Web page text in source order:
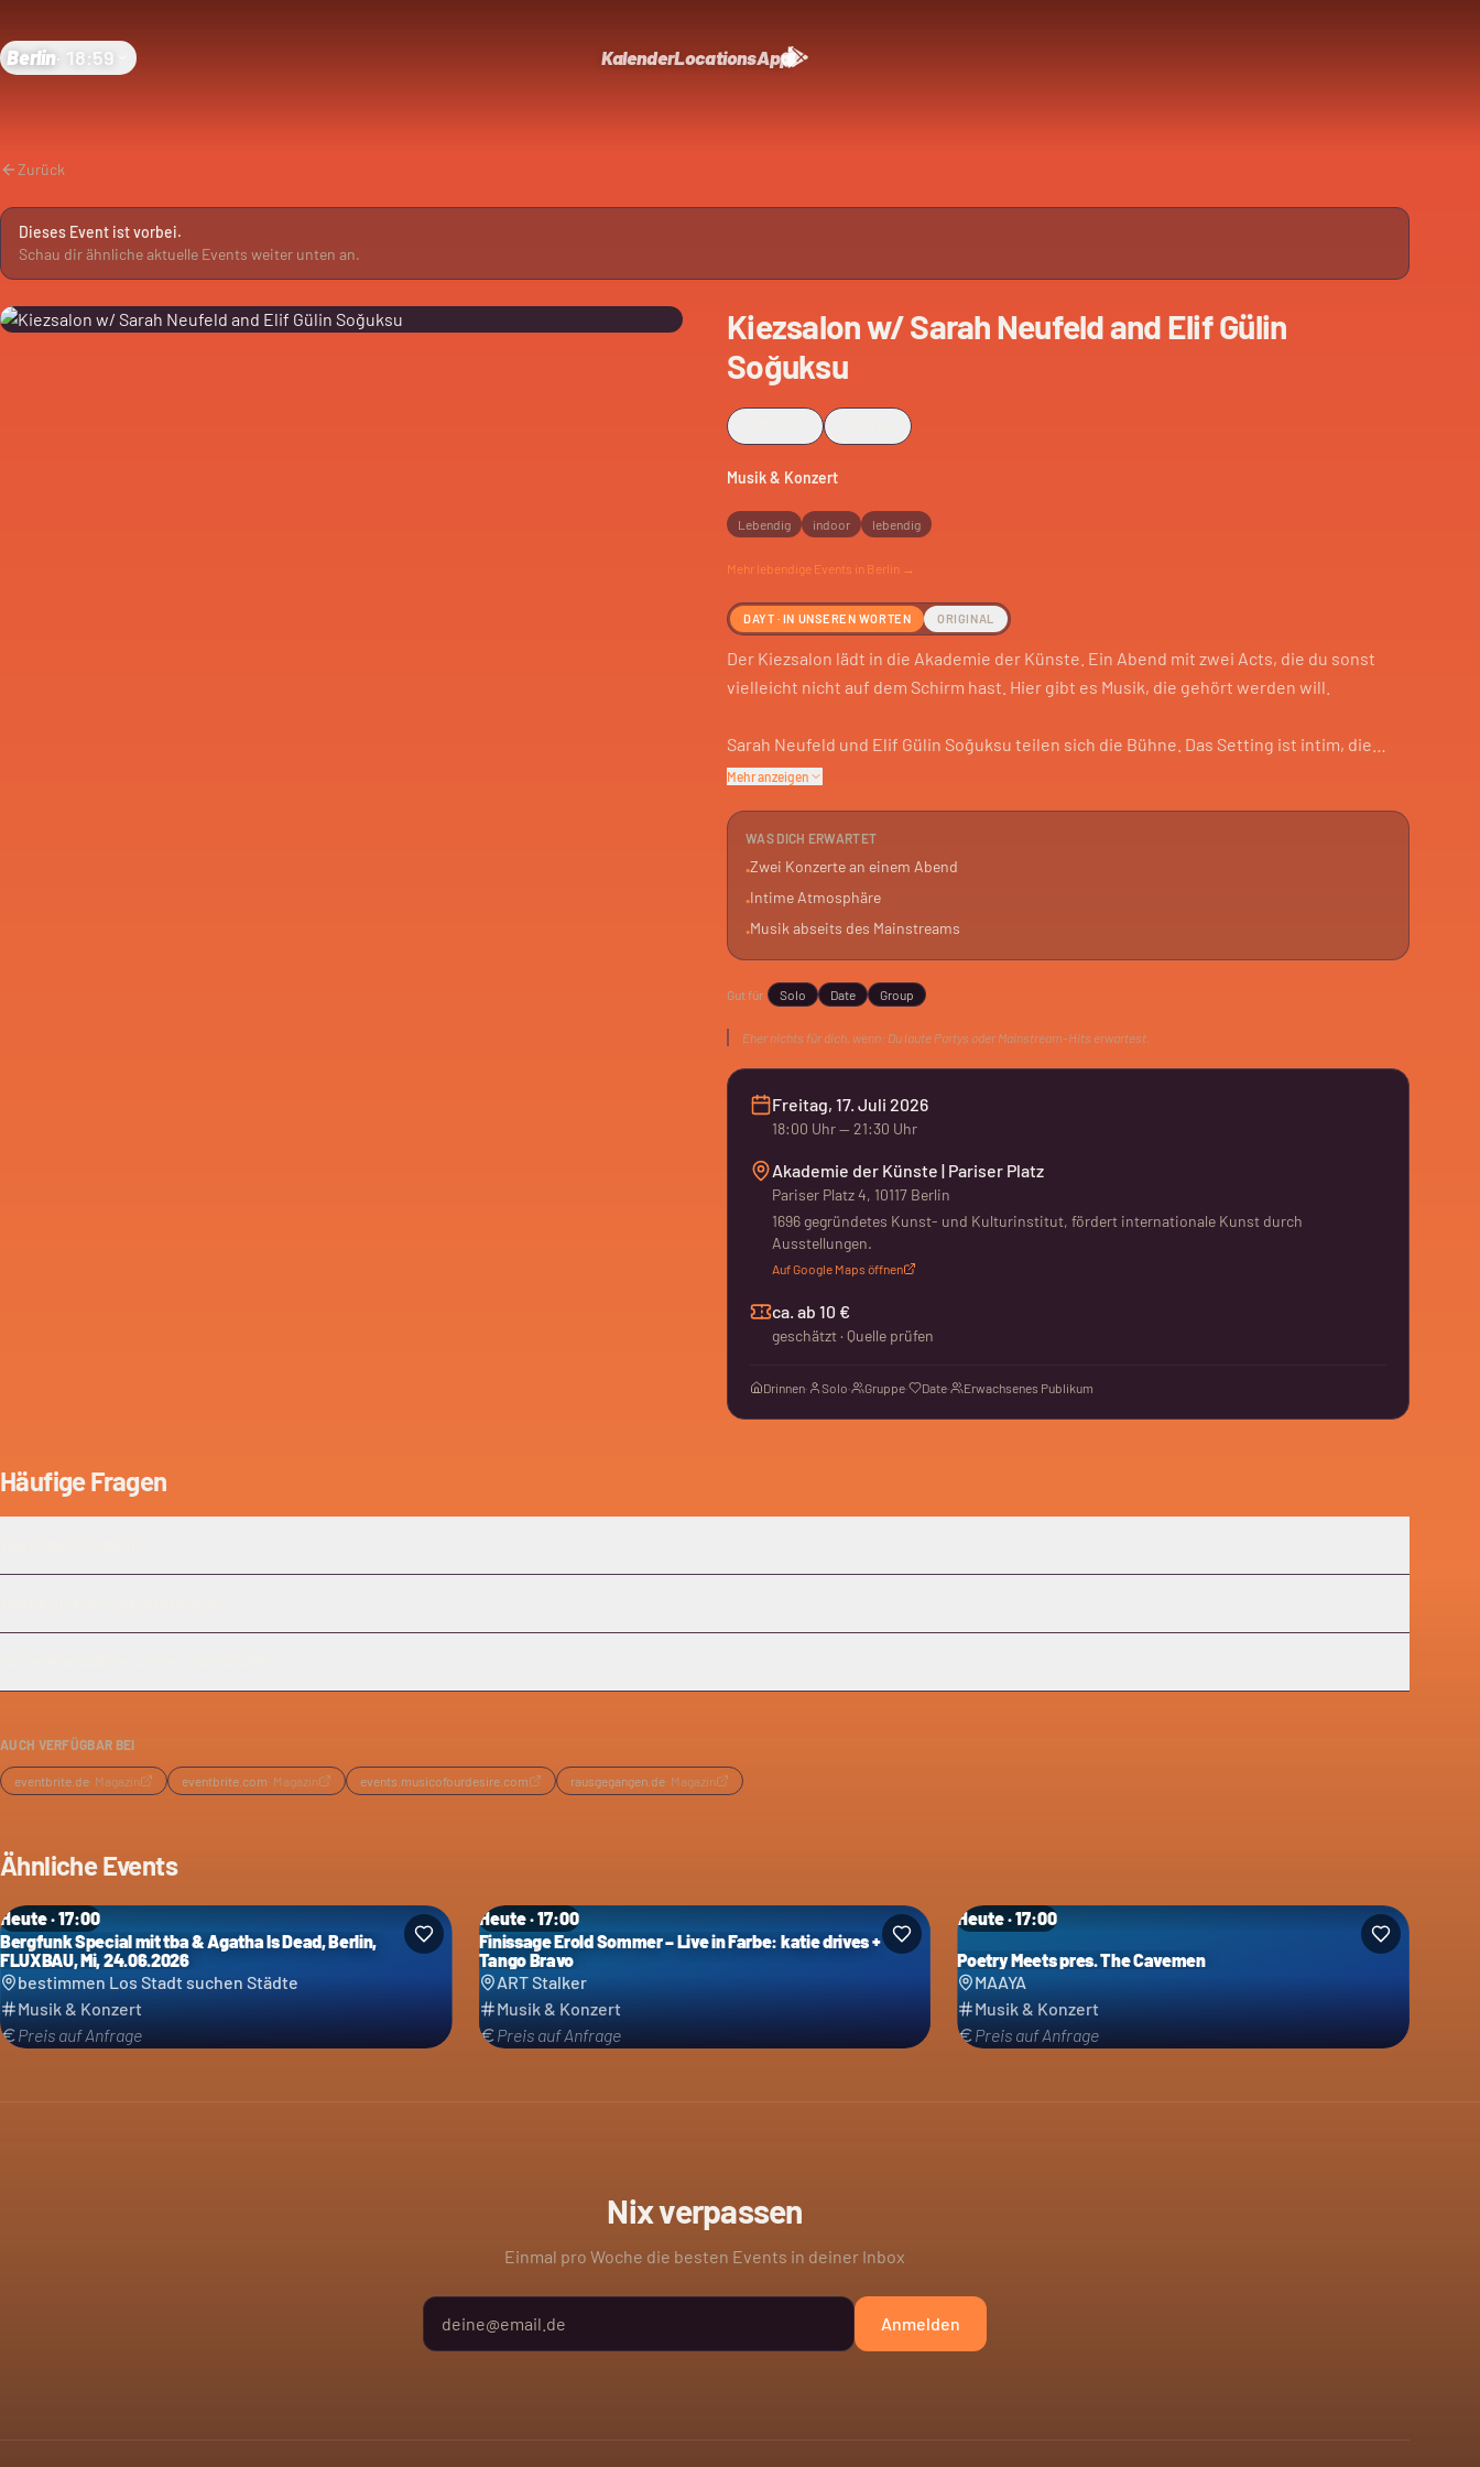
Berlin· 18:59 KalenderLocationsApp
Zurück
Dieses Event ist vorbei.
Schau dir ähnliche aktuelle Events weiter unten an.
Kiezsalon w/ Sarah Neufeld and Elif Gülin
Soğuksu
Musik & Konzert
Lebendig indoor lebendig
Mehr lebendige Events in Berlin →
DAYT · IN UNSEREN WORTEN ORIGINAL
Der Kiezsalon lädt in die Akademie der Künste. Ein Abend mit zwei Acts, die du sonst
vielleicht nicht auf dem Schirm hast. Hier gibt es Musik, die gehört werden will.
Sarah Neufeld und Elif Gülin Soğuksu teilen sich die Bühne. Das Setting ist intim, die
Musik im Vordergrund. Keine große Show, sondern konzentriertes Hören.
Für dich, wenn du neue Klänge suchst oder einfach einen ruhigen Abend mit guter Musik
verbringen willst. Das ist kein Event für laute Partys, sondern für den bewussten
Genuss.
Mehr anzeigen
WAS DICH ERWARTET
•Zwei Konzerte an einem Abend
•Intime Atmosphäre
•Musik abseits des Mainstreams
Gut für Solo Date Group
Eher nichts für dich, wenn: Du laute Partys oder Mainstream-Hits erwartest.
Freitag, 17. Juli 2026
18:00 Uhr— 21:30 Uhr
Akademie der Künste | Pariser Platz
Pariser Platz 4, 10117 Berlin
1696 gegründetes Kunst- und Kulturinstitut, fördert internationale Kunst durch
Ausstellungen.
Auf Google Maps öffnen
ca. ab 10 €
geschätzt · Quelle prüfen
Drinnen· Solo· Gruppe· Date· Erwachsenes Publikum
Häufige Fragen
AUCH VERFÜGBAR BEI
eventbrite.de· Magazin eventbrite.com· Magazin events.musicofourdesire.com rausgegangen.de· Magazin
Ähnliche Events
Heute · 17:00
Bergfunk Special mit tba & Agatha Is Dead, Berlin,
FLUXBAU, Mi, 24.06.2026
bestimmen Los Stadt suchen Städte
Musik & Konzert
Preis auf Anfrage
Heute · 17:00
Finissage Erold Sommer – Live in Farbe: katie drives +
Tango Bravo
ART Stalker
Musik & Konzert
Preis auf Anfrage
Heute · 17:00
Poetry Meets pres. The Cavemen
MAAYA
Musik & Konzert
Preis auf Anfrage
Nix verpassen
Einmal pro Woche die besten Events in deiner Inbox
Anmelden